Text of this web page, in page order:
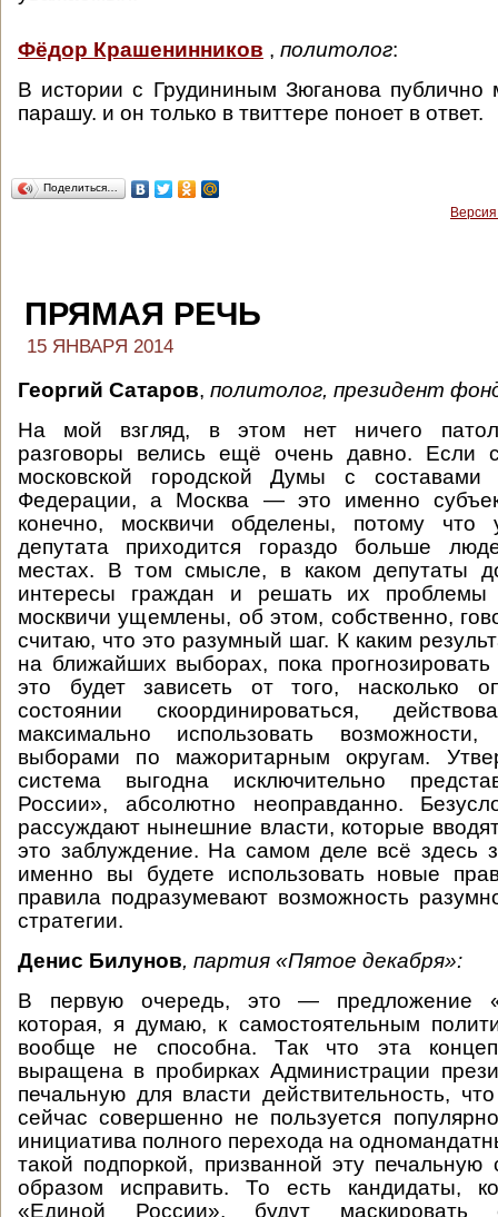
Фёдор Крашенинников , политолог:
В истории с Грудининым Зюганова публично
парашу. и он только в твиттере поноет в ответ.
Поделиться…
ПРЯМАЯ РЕЧЬ
15 ЯНВАРЯ 2014
Георгий Сатаров, политолог, президент
На мой взгляд, в этом нет ничего
разговоры велись ещё очень давно. Если
московской городской Думы с составами
Федерации, а Москва — это именно
конечно, москвичи обделены, потому
депутата приходится гораздо больше
местах. В том смысле, в каком депутаты
интересы граждан и решать их
москвичи ущемлены, об этом, собственно,
считаю, что это разумный шаг. К каким
на ближайших выборах, пока
это будет зависеть от того, насколько
состоянии скоординироваться,
максимально использовать возможности,
выборами по мажоритарным округам.
система выгодна исключительно
России», абсолютно неоправданно.
рассуждают нынешние власти, которые
это заблуждение. На самом деле всё здесь
именно вы будете использовать новые
правила подразумевают возможность
стратегии.
Денис Билунов, партия «Пятое декабря»:
В первую очередь, это — предложение
которая, я думаю, к самостоятельным
вообще не способна. Так что эта
выращена в пробирках Администрации
печальную для власти действительность,
сейчас совершенно не пользуется
инициатива полного перехода на
такой подпоркой, призванной эту печальную
образом исправить. То есть кандидаты,
«Единой России», будут маскировать